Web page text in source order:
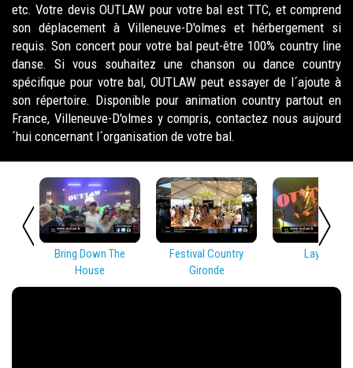
etc. Votre devis OUTLAW pour votre bal est TTC, et comprend
son déplacement à Villeneuve-D'olmes et hérbergement si
requis. Son concert pour votre bal peut-être 100% country line
danse. Si vous souhaitez une chanson ou dance country
spécifique pour votre bal, OUTLAW peut essayer de l´ajoute à
son répertoire. Disponible pour animation country partout en
France, Villeneuve-D'olmes y compris, contactez nous aujourd
´hui concernant l´organisation de votre bal.
Bring Down The
House
Festival Country
Gironde
Lay Low